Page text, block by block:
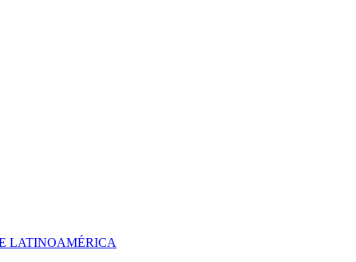
LATINOAMÉRICA